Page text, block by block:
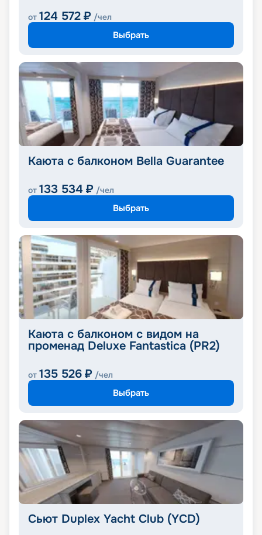
от 124 572 ₽ /чел
Выбрать
Каюта с балконом Bella Guarantee
от 133 534 ₽ /чел
Выбрать
Каюта с балконом с видом на
променад Deluxe Fantastica (PR2)
от 135 526 ₽ /чел
Выбрать
Сьют Duplex Yacht Club (YCD)